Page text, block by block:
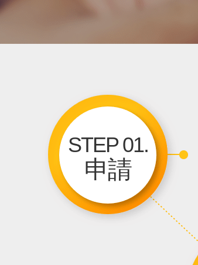
STEP 01.
申請